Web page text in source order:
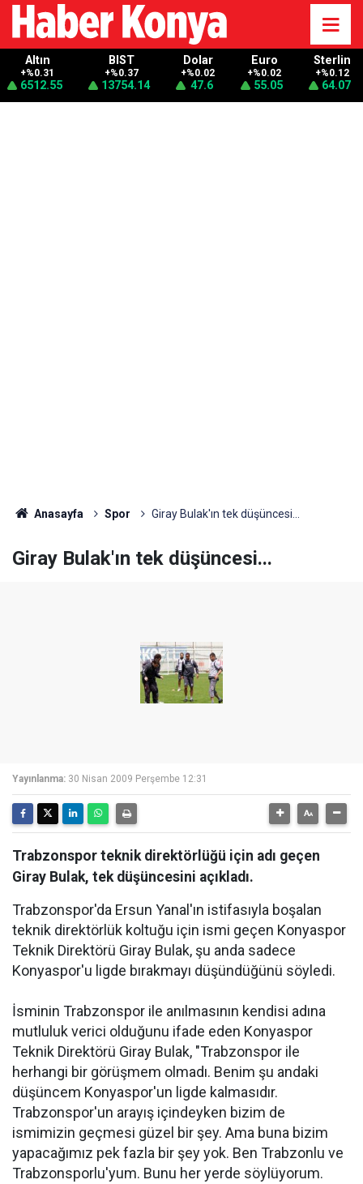
Altın
+%0.31
6512.55
BIST
+%0.37
13754.14
Dolar
+%0.02
47.6
Euro
+%0.02
55.05
Sterlin
+%0.12
64.07
Anasayfa Spor Giray Bulak'ın tek düşüncesi...
Giray Bulak'ın tek düşüncesi...
Yayınlanma: 30 Nisan 2009 Perşembe 12:31
Trabzonspor teknik direktörlüğü için adı geçen
Giray Bulak, tek düşüncesini açıkladı.
Trabzonspor'da Ersun Yanal'ın istifasıyla boşalan
teknik direktörlük koltuğu için ismi geçen Konyaspor
Teknik Direktörü Giray Bulak, şu anda sadece
Konyaspor'u ligde bırakmayı düşündüğünü söyledi.
İsminin Trabzonspor ile anılmasının kendisi adına
mutluluk verici olduğunu ifade eden Konyaspor
Teknik Direktörü Giray Bulak, "Trabzonspor ile
herhangi bir görüşmem olmadı. Benim şu andaki
düşüncem Konyaspor'un ligde kalmasıdır.
Trabzonspor'un arayış içindeyken bizim de
ismimizin geçmesi güzel bir şey. Ama buna bizim
yapacağımız pek fazla bir şey yok. Ben Trabzonlu ve
Trabzonsporlu'yum. Bunu her yerde söylüyorum.